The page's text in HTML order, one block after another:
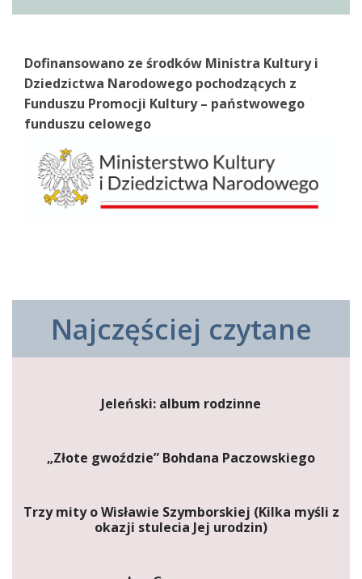
Dofinansowano ze środków Ministra Kultury i
Dziedzictwa Narodowego pochodzących z
Funduszu Promocji Kultury – państwowego
funduszu celowego
Najczęściej czytane
Jeleński: album rodzinne
„Złote gwoździe” Bohdana Paczowskiego
Trzy mity o Wisławie Szymborskiej (Kilka myśli z
okazji stulecia Jej urodzin)